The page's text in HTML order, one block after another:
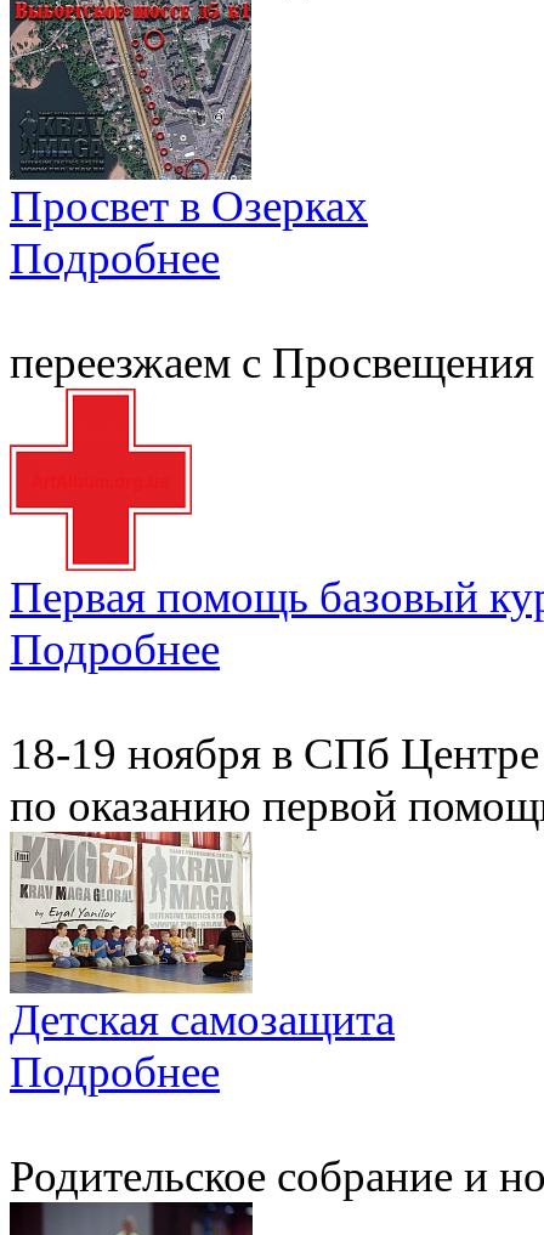
Просвет в Озерках
Подробнее
переезжаем с
Первая помощь базовый
Подробнее
18-19 ноября в СПб
по оказанию первой
Детская самозащита
Подробнее
Родительское собрание и